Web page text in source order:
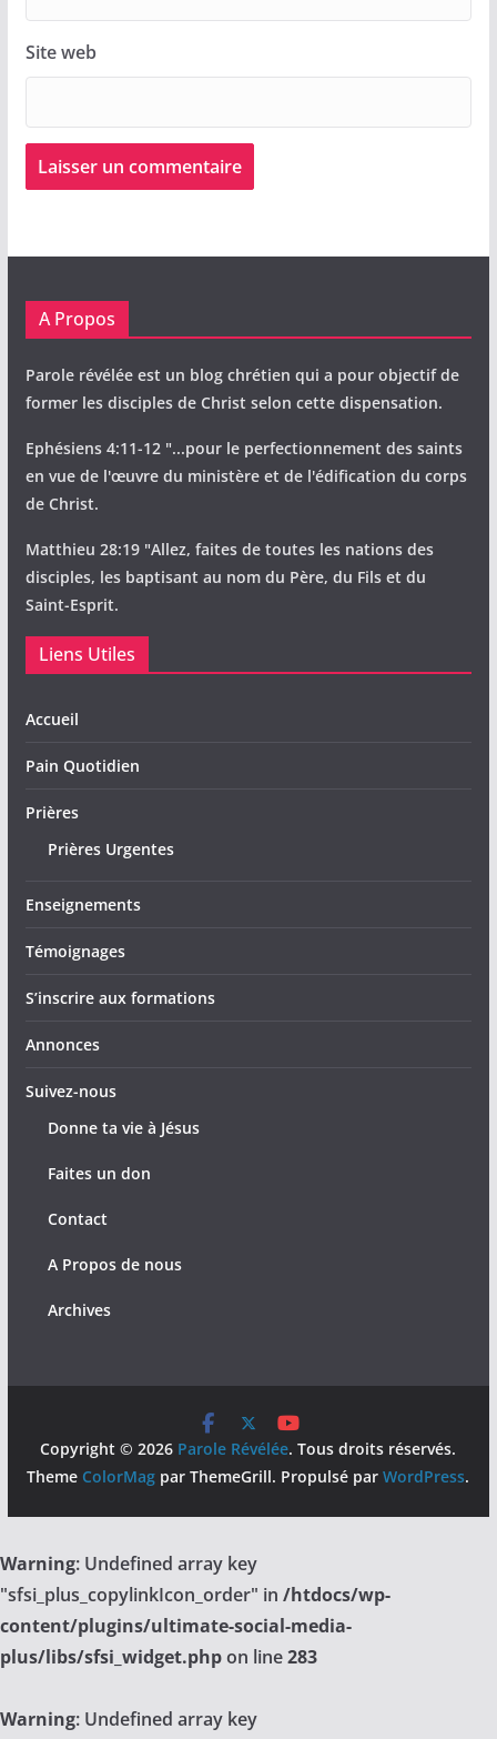
Site web
A Propos
Parole révélée est un blog chrétien qui a pour objectif de
former les disciples de Christ selon cette dispensation.
Ephésiens 4:11-12 "...pour le perfectionnement des saints
en vue de l'œuvre du ministère et de l'édification du corps
de Christ.
Matthieu 28:19 "Allez, faites de toutes les nations des
disciples, les baptisant au nom du Père, du Fils et du
Saint-Esprit.
Liens Utiles
Accueil
Pain Quotidien
Prières
Prières Urgentes
Enseignements
Témoignages
S’inscrire aux formations
Annonces
Suivez-nous
Donne ta vie à Jésus
Faites un don
Contact
A Propos de nous
Archives
Copyright © 2026 Parole Révélée. Tous droits réservés.
Theme ColorMag par ThemeGrill. Propulsé parWordPress.
Warning: Undefined array key
"sfsi_plus_copylinkIcon_order" in /htdocs/wp-
content/plugins/ultimate-social-media-
plus/libs/sfsi_widget.phpon line283
Warning: Undefined array key